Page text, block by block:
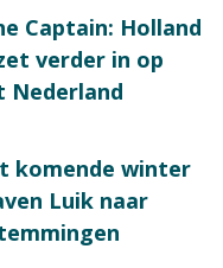
Captain: Holland
verder in op
Nederland
komende winter
Luik naar